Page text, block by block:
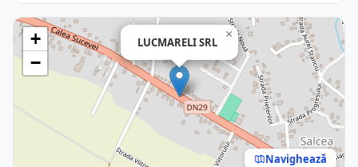
LUCMARELI SRL
×
+
−
Navighează